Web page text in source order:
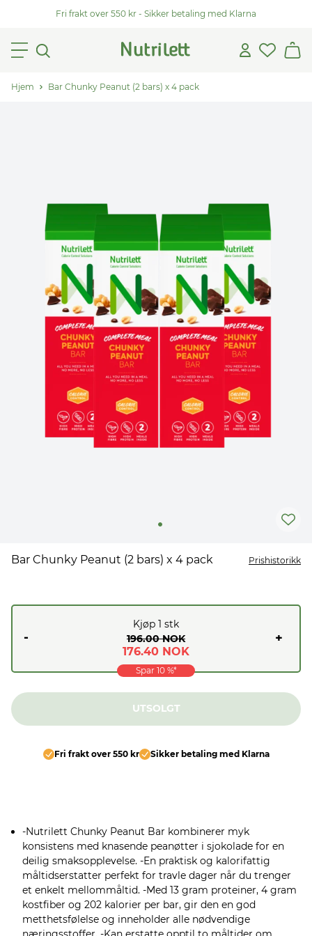
Fri frakt over 550 kr - Sikker betaling med Klarna
Hjem Bar Chunky Peanut (2 bars) x 4 pack
Bar Chunky Peanut (2 bars) x 4 pack Prishistorikk
Kjøp 1 stk
- 196.00 NOK
176.40 NOK
+
Spar 10 %*
UTSOLGT
Fri frakt over 550 kr Sikker betaling med Klarna
-Nutrilett Chunky Peanut Bar kombinerer myk
konsistens med knasende peanøtter i sjokolade for en
deilig smaksopplevelse. -En praktisk og kalorifattig
måltidserstatter perfekt for travle dager når du trenger
et enkelt mellommåltid. -Med 13 gram proteiner, 4 gram
kostfiber og 202 kalorier per bar, gir den en god
metthetsfølelse og inneholder alle nødvendige